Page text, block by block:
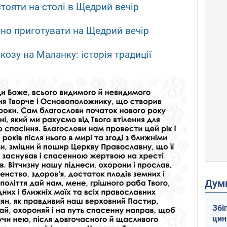
на столі в Щедрий вечір
приготувати на Щедрий вечір
на Маланку: історія традиції